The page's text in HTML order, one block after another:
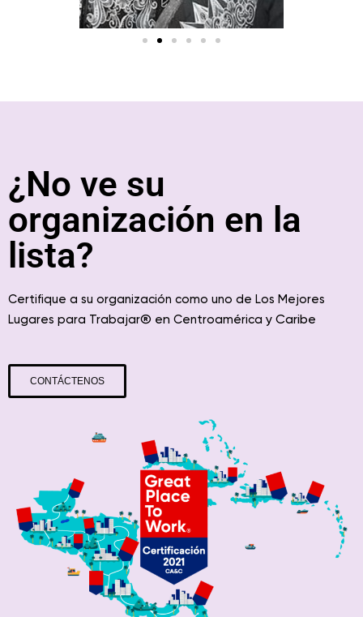
¿No ve su
organización en la
lista?
Certifique a su organización como uno de Los Mejores
Lugares para Trabajar® en Centroamérica y Caribe
CONTÁCTENOS